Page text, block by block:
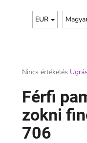
EUR
A
átlagos
értékelése
ből
0,0
csillag.
Nincs értékelés
Férfi
zokni
706